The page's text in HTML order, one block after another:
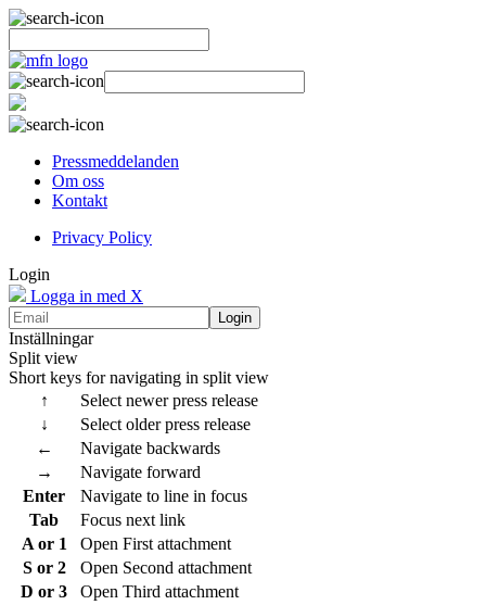
Pressmeddelanden
Om oss
Kontakt
Privacy Policy
Login
Logga in med X
Login
Inställningar
Split view
Short keys for navigating in split view
↑
Select newer press release
↓
Select older press release
←
Navigate backwards
→
Navigate forward
Enter
Navigate to line in focus
Tab
Focus next link
A or 1
Open First attachment
S or 2
Open Second attachment
D or 3
Open Third attachment